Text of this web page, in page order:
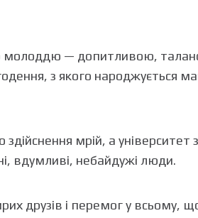
молоддю — допитливою,
з якого народжується
мрій, а університет
вдумливі, небайдужі люди.
друзів і перемог у всьому,